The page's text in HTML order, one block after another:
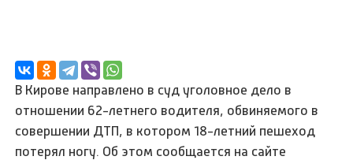
В Кирове направлено в суд уголовное дело в
отношении 62-летнего водителя, обвиняемого в
совершении ДТП, в котором 18-летний пешеход
потерял ногу. Об этом сообщается на сайте